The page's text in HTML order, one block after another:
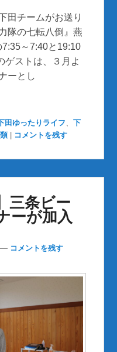
田チームがお送り
隊の七転八倒』燕
～7:40と19:10
ゲストは、３月よ
ーとし
田ゆったりライフ、下
コメントを残す
三条ビー
ーが加入
— コメントを残す